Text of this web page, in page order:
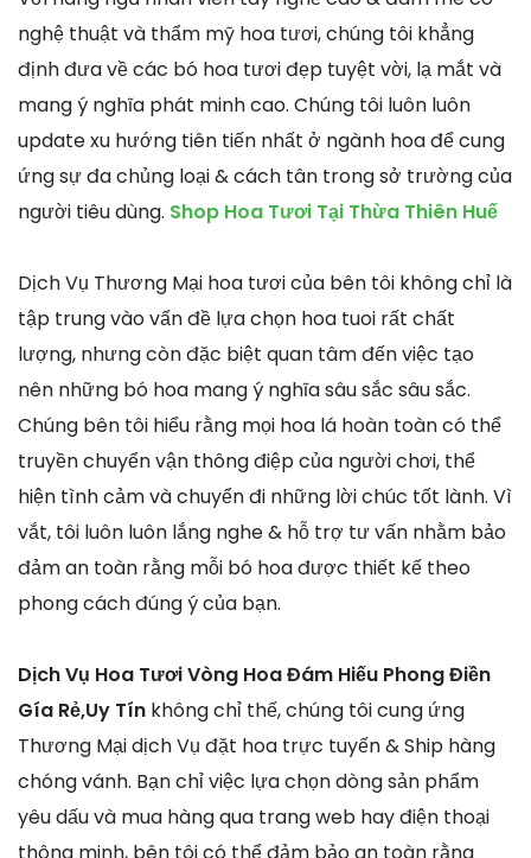
nghệ thuật và thẩm mỹ hoa tươi, chúng tôi khẳng
định đưa về các bó hoa tươi đẹp tuyệt vời, lạ mắt và
mang ý nghĩa phát minh cao. Chúng tôi luôn luôn
update xu hướng tiên tiến nhất ở ngành hoa để cung
ứng sự đa chủng loại & cách tân trong sở trường của
người tiêu dùng. Shop Hoa Tươi Tại Thừa Thiên Huế
Dịch Vụ Thương Mại hoa tươi của bên tôi không chỉ là
tập trung vào vấn đề lựa chọn hoa tuoi rất chất
lượng, nhưng còn đặc biệt quan tâm đến việc tạo
nên những bó hoa mang ý nghĩa sâu sắc sâu sắc.
Chúng bên tôi hiểu rằng mọi hoa lá hoàn toàn có thể
truyền chuyển vận thông điệp của người chơi, thể
hiện tình cảm và chuyển đi những lời chúc tốt lành. Vì
vắt, tôi luôn luôn lắng nghe & hỗ trợ tư vấn nhằm bảo
đảm an toàn rằng mỗi bó hoa được thiết kế theo
phong cách đúng ý của bạn.
Dịch Vụ Hoa Tươi Vòng Hoa Đám Hiếu Phong Điền
Gía Rẻ,Uy Tín không chỉ thế, chúng tôi cung ứng
Thương Mại dịch Vụ đặt hoa trực tuyến & Ship hàng
chóng vánh. Bạn chỉ việc lựa chọn dòng sản phẩm
yêu dấu và mua hàng qua trang web hay điện thoại
thông minh, bên tôi có thể đảm bảo an toàn rằng